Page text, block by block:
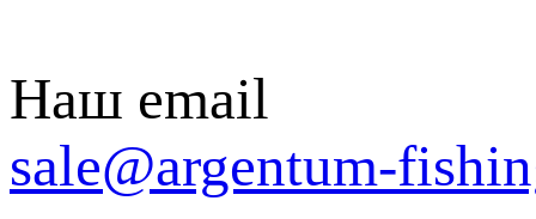
Наш email
sale@argentum-